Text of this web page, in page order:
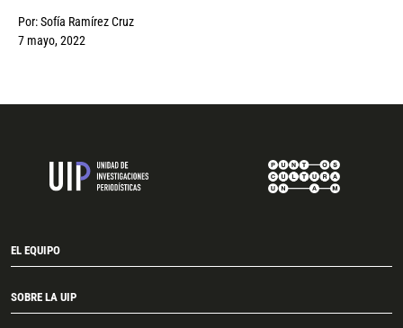
Por:Sofía Ramírez Cruz
7 mayo, 2022
EL EQUIPO
SOBRE LA UIP